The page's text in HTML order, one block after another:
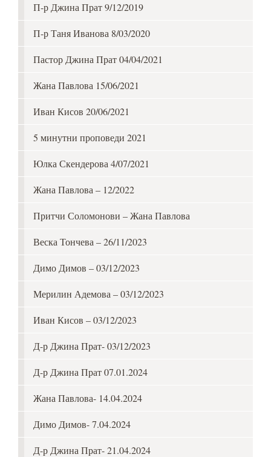
П-р Джина Прат 9/12/2019
П-р Таня Иванова 8/03/2020
Пастор Джина Прат 04/04/2021
Жана Павлова 15/06/2021
Иван Кисов 20/06/2021
5 минутни проповеди 2021
Юлка Скендерова 4/07/2021
Жана Павлова – 12/2022
Притчи Соломонови – Жана Павлова
Веска Тончева – 26/11/2023
Димо Димов – 03/12/2023
Мерилин Адемова – 03/12/2023
Иван Кисов – 03/12/2023
Д-р Джина Прат- 03/12/2023
Д-р Джина Прат 07.01.2024
Жана Павлова- 14.04.2024
Димо Димов- 7.04.2024
Д-р Джина Прат- 21.04.2024